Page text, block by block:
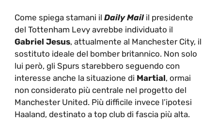
Come spiega stamani il Daily Mailil presidente
del Tottenham Levy avrebbe individuato il
Gabriel Jesus, attualmente al Manchester City, il
sostituto ideale del bomber britannico. Non solo
lui però, gli Spurs starebbero seguendo con
interesse anche la situazione di Martial, ormai
non considerato più centrale nel progetto del
Manchester United. Più difficile invece l’ipotesi
Haaland, destinato a top club di fascia più alta.